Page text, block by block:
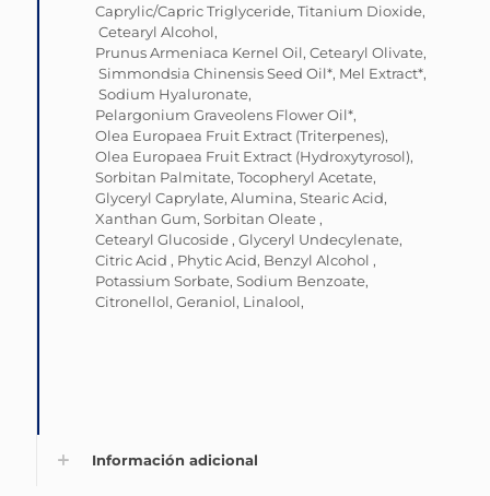
Caprylic/Capric Triglyceride, Titanium Dioxide,
Cetearyl Alcohol,
Prunus Armeniaca Kernel Oil, Cetearyl Olivate,
Simmondsia Chinensis Seed Oil*, Mel Extract*,
Sodium Hyaluronate,
Pelargonium Graveolens Flower Oil*,
Olea Europaea Fruit Extract (Triterpenes),
Olea Europaea Fruit Extract (Hydroxytyrosol),
Sorbitan Palmitate, Tocopheryl Acetate,
Glyceryl Caprylate, Alumina, Stearic Acid,
Xanthan Gum, Sorbitan Oleate ,
Cetearyl Glucoside , Glyceryl Undecylenate,
Citric Acid , Phytic Acid, Benzyl Alcohol ,
Potassium Sorbate, Sodium Benzoate,
Citronellol, Geraniol, Linalool,
Información adicional